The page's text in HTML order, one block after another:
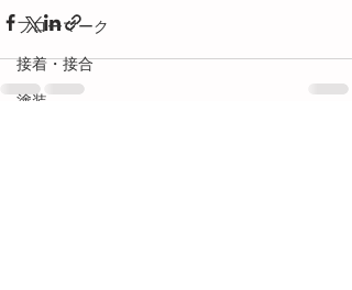
フローマーク
接着・接合
塗装